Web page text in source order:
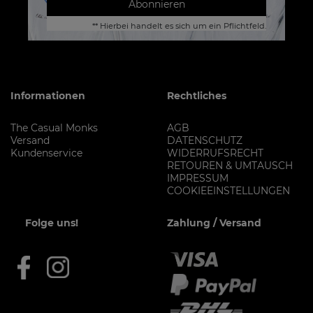
Abonnieren
** Hierbei handelt es sich um ein Pflichtfeld.
Informationen
The Casual Monks
Versand
Kundenservice
Rechtliches
AGB
DATENSCHUTZ
WIDERRUFSRECHT
RETOUREN & UMTAUSCH
IMPRESSUM
COOKIEEINSTELLUNGEN
Folge uns! Zahlung / Versand